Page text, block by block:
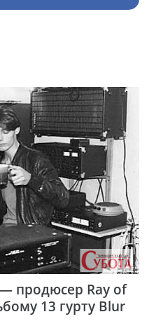
продюсер Ray of
13 гурту Blur